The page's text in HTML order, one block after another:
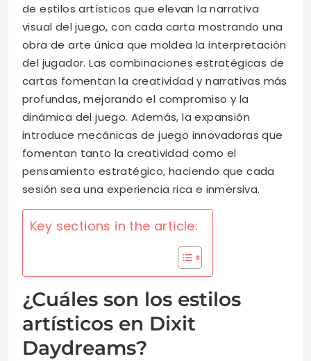
de estilos artísticos que elevan la narrativa
visual del juego, con cada carta mostrando una
obra de arte única que moldea la interpretación
del jugador. Las combinaciones estratégicas de
cartas fomentan la creatividad y narrativas más
profundas, mejorando el compromiso y la
dinámica del juego. Además, la expansión
introduce mecánicas de juego innovadoras que
fomentan tanto la creatividad como el
pensamiento estratégico, haciendo que cada
sesión sea una experiencia rica e inmersiva.
Key sections in the article:
¿Cuáles son los estilos
artísticos en Dixit
Daydreams?